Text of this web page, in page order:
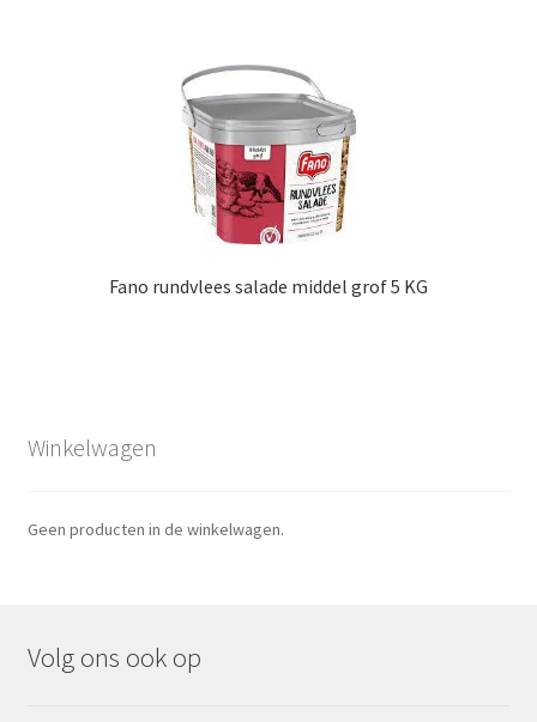
Fano rundvlees salade middel grof 5 KG
Winkelwagen
Geen producten in de winkelwagen.
Volg ons ook op